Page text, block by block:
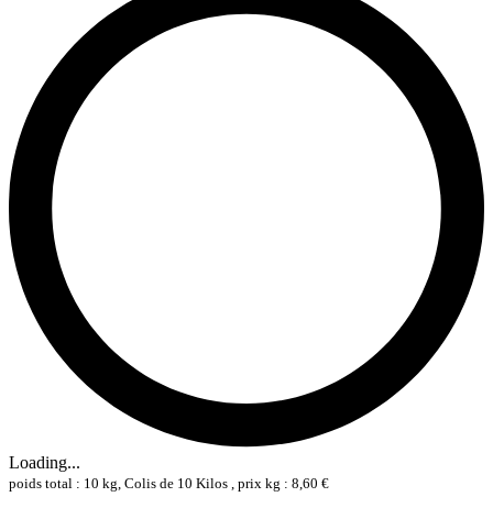
Loading...
poids total : 10 kg, Colis de 10 Kilos , prix kg : 8,60 €